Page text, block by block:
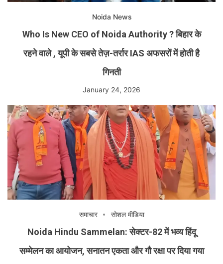
Noida News
Who Is New CEO of Noida Authority ? बिहार के
रहने वाले , यूपी के सबसे तेज़-तर्रार IAS अफसरों में होती है
गिनती
January 24, 2026
समाचार सोशल मीडिया
Noida Hindu Sammelan: सेक्टर-82 में भव्य हिंदू
सम्मेलन का आयोजन, सनातन एकता और गौ रक्षा पर दिया गया